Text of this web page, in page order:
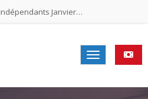
Janvier…
Novembre…
Juin…
ÉLECTIONS MUNICIPALES 2026